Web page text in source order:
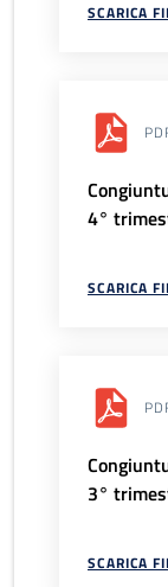
SCARICA
4°
SCARICA
3°
SCARICA